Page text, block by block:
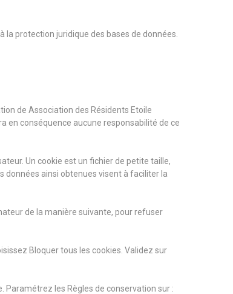
la protection juridique des bases de données.
de Association des Résidents Etoile
en conséquence aucune responsabilité de ce
Un cookie est un fichier de petite taille,
données ainsi obtenues visent à faciliter la
de la manière suivante, pour refuser
Bloquer tous les cookies. Validez sur
Paramétrez les Règles de conservation sur :